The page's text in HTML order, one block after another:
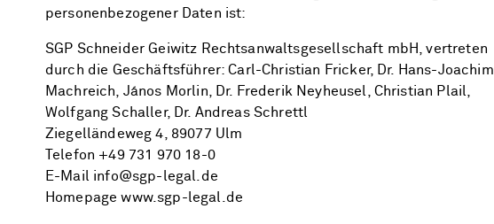
personenbezogener Daten ist:
SGP Schneider Geiwitz Rechtsanwaltsgesellschaft mbH, vertreten
durch die Geschäftsführer: Carl-Christian Fricker, Dr. Hans-Joachim
Machreich, János Morlin, Dr. Frederik Neyheusel, Christian Plail,
Wolfgang Schaller, Dr. Andreas Schrettl
Ziegelländeweg 4, 89077 Ulm
Telefon +49 731 970 18-0
E-Mail info@sgp-legal.de
Homepage www.sgp-legal.de